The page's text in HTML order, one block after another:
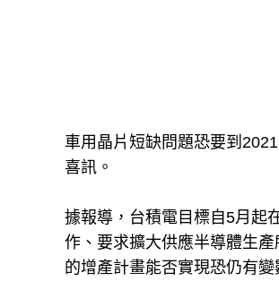
車用晶片短缺問題恐要到
喜訊。
據報導，台積電目標自5月起
作、要求擴大供應半導體生
的增產計畫能否實現恐仍有變